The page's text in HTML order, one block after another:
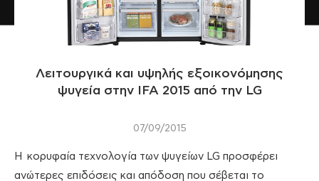
Λειτουργικά και υψηλής εξοικονόμησης
ψυγεία στην IFA 2015 από την LG
07/09/2015
Η κορυφαία τεχνολογία των ψυγείων LG προσφέρει
ανώτερες επιδόσεις και απόδοση που σέβεται το